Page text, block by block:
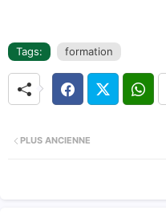
Tags: formation
PLUS ANCIENNE